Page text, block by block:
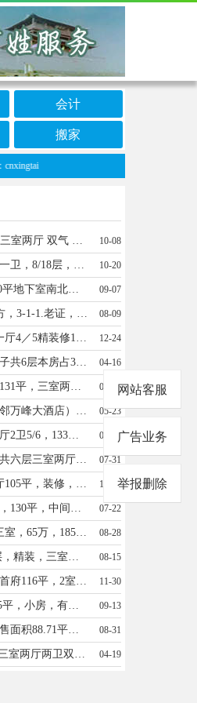
会计
搬家
顺德生活区一层 131平 三室两厅 双气 老证 小区可以停车 售价68万 18131851001 10-08
新京都西区，两室两厅一卫，8/18层，精装修100平，南北通透，带车位，有地下室，老证，15931990585。 10-20
团结小区6/6二室一厅60平地下室南北通透双气老证售20万包过户、电话15713296060 09-07
电视塔小区，4/5.81平方，3-1-1.老证，小房，55万，15227353261 08-09
二十二中家属院，3室一厅4／5精装修100平小房老证，02年以后的绿楼49万17731930224 12-24
开元路龙泉小学校区房子共6层本房占3层3室2厅1卫130平另赠送车库23平最低60万白皮可更名17745952697 04-16
金华双学区，低楼层，131平，三室两厅两卫，简单装修，带小房，满五唯一老证，96万，看房联系18833445702 03-05
★★金域首府小区（北邻万峰大酒店）112平2室2厅2卫精装，6/20南北通，透采光好，个人房子微信13313399665 05-23
急售红星东街北招3室2厅2卫5/6，133㎡双阳台地上小房老证76万元13315901277 01-12
襄都区东崇礼小区五层共六层三室两厅一卫双气80平无公摊无土地出让金46w赠小房13001851110可议价 07-31
中桥家园2层，两室两厅105平，装修，小房，停车方便，有证，59万电话18631935981 10-15
中兴绿谷三室两厅两位，130平，中间楼层，老证可贷款，车位，储藏间，售90个，有钥匙随时看房电话15732921239 07-22
出售御林佳苑120平，三室，65万，18531923978 08-28
个人出售现代城17/25层，精装，三室两厅两卫，南北通透，老证，学区房，140平106万，15833690406 08-15
★★信都区永康街金域首府116平，2室2厅2卫精装，6/20南北通透，楼间距大采光好，双气。13313399665 11-30
矿北，5/6，2室1厅，75平，小房，有证，35万，6层，精致装修，40万，2663325 09-13
冯家庄电梯精装两室出售面积88.71平两室两厅一卫双气地暖带地下室售价48万全款更名☎18632916756 08-31
天一华府8/24.128.56平三室两厅两卫双气精装老证地下室，车位，110万，急售18713957335 04-19
网站客服
广告业务
举报删除